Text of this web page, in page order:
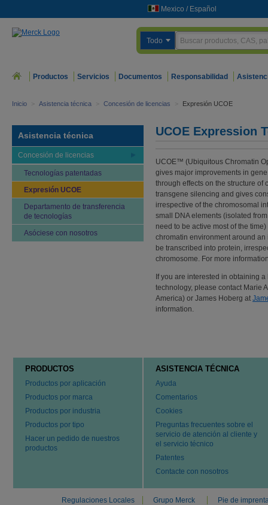
Mexico / Español
Todo
Productos Servicios Documentos Responsabilidad
Inicio > Asistencia técnica > Concesión de licencias > Expresión UCOE
Asistencia técnica
Concesión de licencias
Tecnologías patentadas
Expresión UCOE
Departamento de transferencia
de tecnologías
Asóciese con nosotros
UCOE Expression
UCOE™ (Ubiquitous Chromatin
gives major improvements in
through effects on the structure of
transgene silencing and gives
irrespective of the chromosomal
small DNA elements (isolated
need to be active most of the
chromatin environment around
be transcribed into protein,
chromosome. For more
If you are interested in obtaining
technology, please contact Marie
America) or James Hoberg at
information.
PRODUCTOS
Productos por aplicación
Productos por marca
Productos por industria
Productos por tipo
Hacer un pedido de nuestros
productos
ASISTENCIA TÉCNICA
Ayuda
Comentarios
Cookies
Preguntas frecuentes sobre el
servicio de atención al cliente y
el servicio técnico
Patentes
Contacte con nosotros
Regulaciones Locales Grupo Merck Pie de